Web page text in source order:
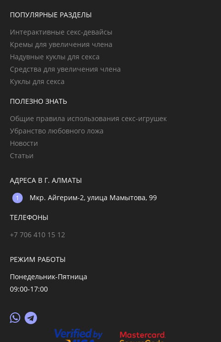
ПОПУЛЯРНЫЕ РАЗДЕЛЫ
Интерактивные секс-девайсы
Кремы для увеличения члена
Надувные куклы для секса
Средства для увеличения члена
Куклы для секса
ПОЛЕЗНО ЗНАТЬ
Общие правила использования секс-игрушек
Убранство любовного ложа
Новости
Статьи
АДРЕСА В Г. АЛМАТЫ
Мкр. Айгерим-2, улица Мамытова, 99
ТЕЛЕФОНЫ
+7 706 410 15 12
РЕЖИМ РАБОТЫ
Понедельник-Пятница
09:00-17:00